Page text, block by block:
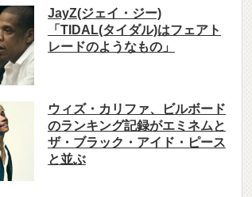
JayZ(ジェイ・ジー)
「TIDAL(タイダル)はフェアト
レードのようなもの」
ウィズ・カリファ、ビルボード
のランキング記録がエミネムと
ザ・ブラック・アイド・ピース
と並ぶ